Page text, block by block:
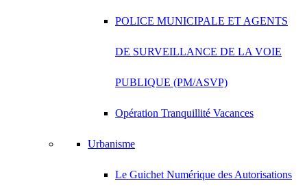
POLICE MUNICIPALE ET AGENTS
DE SURVEILLANCE DE LA VOIE
PUBLIQUE (PM/ASVP)
Opération Tranquillité Vacances
Urbanisme
Le Guichet Numérique des Autorisations